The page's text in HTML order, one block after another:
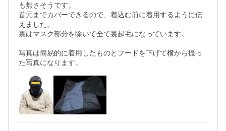
も無さそうです。
首元までカバーできるので、着込む前に着用するように伝
えました。
裏はマスク部分を除いて全て裏起毛になっています。
写真は簡易的に着用したものとフードを下げて横から撮っ
た写真になります。